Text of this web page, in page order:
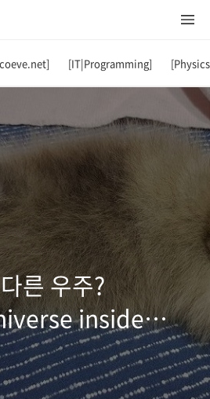
[IT|Programming]
른 우주?
inside